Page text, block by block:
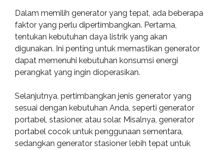
Dalam memilih generator yang tepat, ada beberapa
faktor yang perlu dipertimbangkan. Pertama,
tentukan kebutuhan daya listrik yang akan
digunakan. Ini penting untuk memastikan generator
dapat memenuhi kebutuhan konsumsi energi
perangkat yang ingin dioperasikan.
Selanjutnya, pertimbangkan jenis generator yang
sesuai dengan kebutuhan Anda, seperti generator
portabel, stasioner, atau solar. Misalnya, generator
portabel cocok untuk penggunaan sementara,
sedangkan generator stasioner lebih tepat untuk